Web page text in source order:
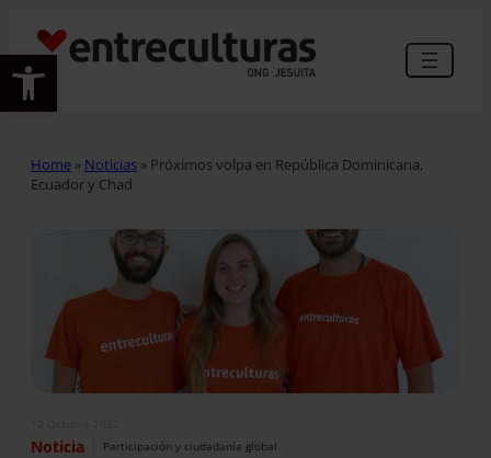
Abrir barra de herramientas
Home » Noticias » Próximos volpa en República Dominicana,
Ecuador y Chad
Noticia Participación y ciudadanía global